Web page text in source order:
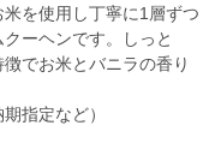
を使用し丁寧に1層ずつ
ーヘンです。しっと
でお米とバニラの香り